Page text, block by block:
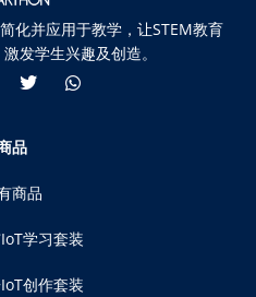
化并应用于教学，让STEM教育
发学生兴趣及创造。
品
商品
学习套装
创作套装